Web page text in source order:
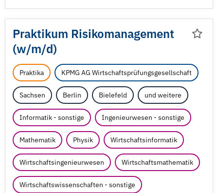
Praktikum Risikomanagement
(w/m/d)
Praktika KPMG AG Wirtschaftsprüfungsgesellschaft
Sachsen Berlin Bielefeld und weitere
Informatik - sonstige Ingenieurwesen - sonstige
Mathematik Physik Wirtschaftsinformatik
Wirtschaftsingenieurwesen Wirtschaftsmathematik
Wirtschaftswissenschaften - sonstige